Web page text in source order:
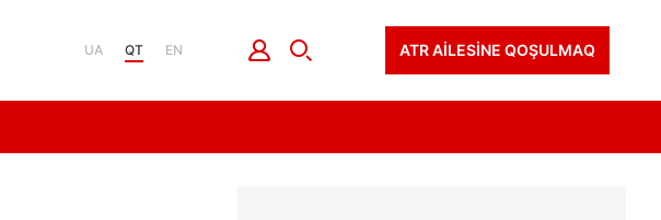
UA QT EN ATR AİLESİNE QOŞULMAQ